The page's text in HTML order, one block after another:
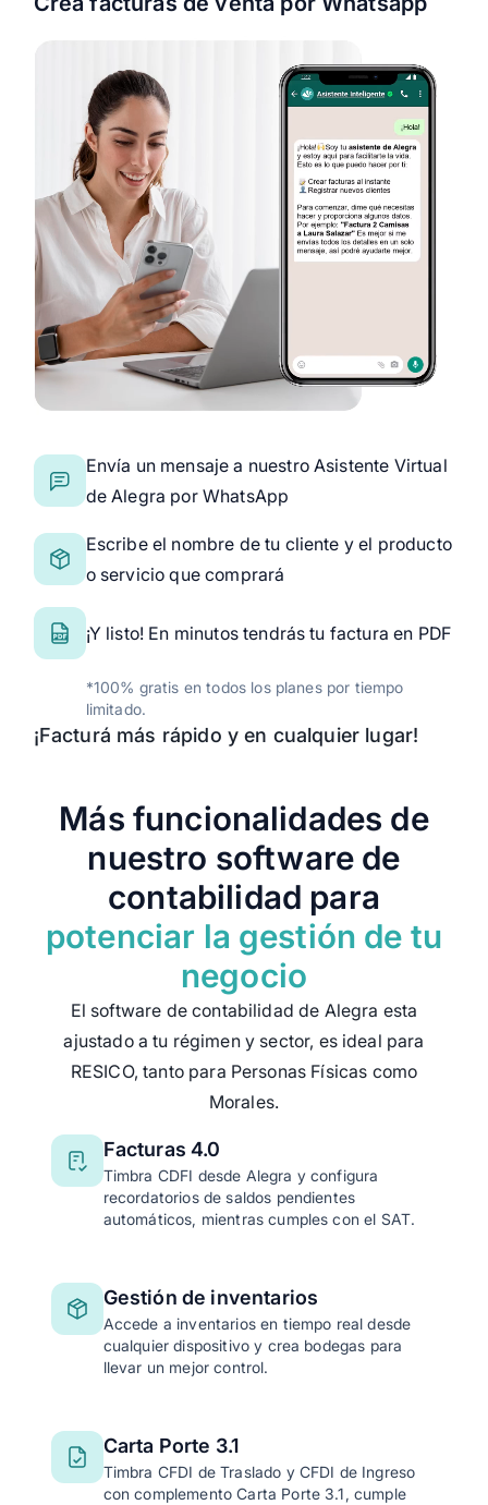
Envía un mensaje a nuestro Asistente Virtual
de Alegra por WhatsApp
Escribe el nombre de tu cliente y el producto
o servicio que comprará
¡Y listo! En minutos tendrás tu factura en PDF
*100% gratis en todos los planes por tiempo
limitado.
¡Facturá más rápido y en cualquier lugar!
Más funcionalidades de
nuestro software de
contabilidad para
potenciar la gestión de tu
negocio
El software de contabilidad de Alegra esta
ajustado a tu régimen y sector, es ideal para
RESICO, tanto para Personas Físicas como
Morales.
Facturas 4.0
Timbra CDFI desde Alegra y configura
recordatorios de saldos pendientes
automáticos, mientras cumples con el SAT.
Gestión de inventarios
Accede a inventarios en tiempo real desde
cualquier dispositivo y crea bodegas para
llevar un mejor control.
Carta Porte 3.1
Timbra CFDI de Traslado y CFDI de Ingreso
con complemento Carta Porte 3.1, cumple